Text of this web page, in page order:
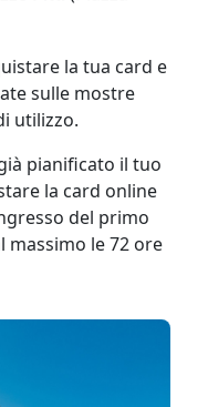
la tua card e
sulle mostre
utilizzo.
pianificato il tuo
la card online
del primo
massimo le 72 ore